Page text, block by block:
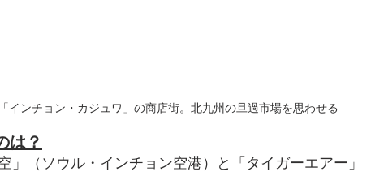
インチョン・カジュワ」の商店街。北九州の旦過市場を思わせる
は？
」（ソウル・インチョン空港）と「タイガーエアー」